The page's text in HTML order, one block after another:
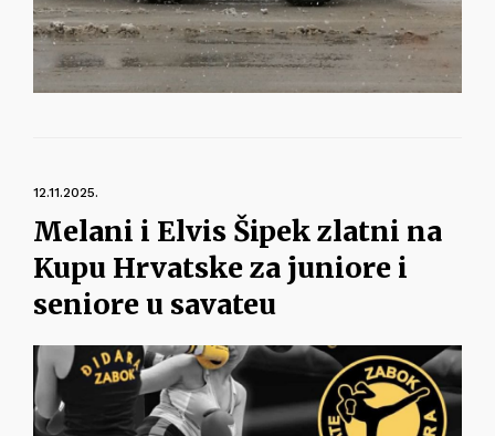
12.11.2025.
Melani i Elvis Šipek zlatni na
Kupu Hrvatske za juniore i
seniore u savateu